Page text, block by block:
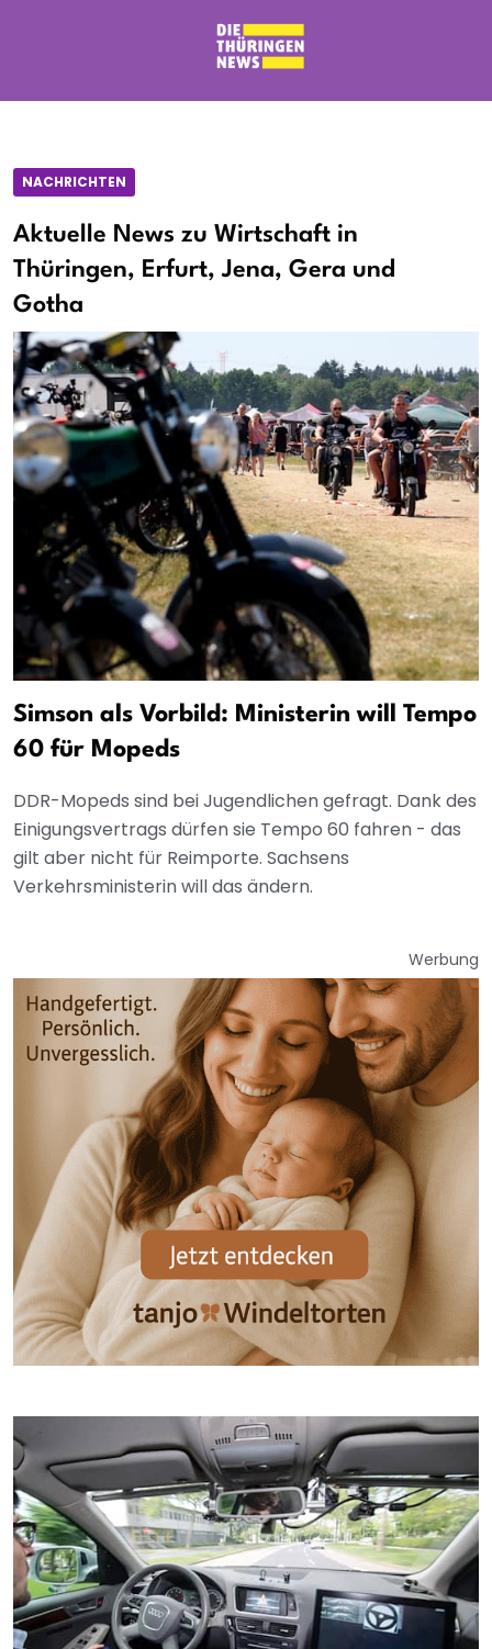
NACHRICHTEN
Aktuelle News zu Wirtschaft in
Thüringen, Erfurt, Jena, Gera und
Gotha
Simson als Vorbild: Ministerin will Tempo
60 für Mopeds
DDR-Mopeds sind bei Jugendlichen gefragt. Dank des
Einigungsvertrags dürfen sie Tempo 60 fahren - das
gilt aber nicht für Reimporte. Sachsens
Verkehrsministerin will das ändern.
Werbung